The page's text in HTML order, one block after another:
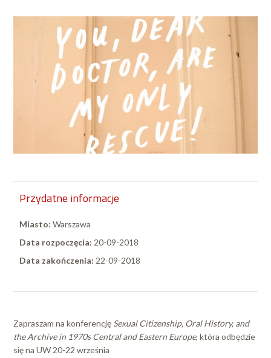
Przydatne informacje
Miasto: Warszawa
Data rozpoczęcia: 20-09-2018
Data zakończenia: 22-09-2018
Zapraszam na konferencję Sexual Citizenship, Oral History, and
the Archive in 1970s Central and Eastern Europe, która odbędzie
się na UW 20-22 września